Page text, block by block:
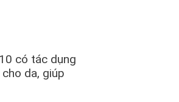
có tác dụng
da, giúp